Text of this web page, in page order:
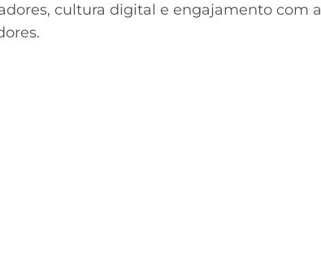
cultura digital e engajamento com a